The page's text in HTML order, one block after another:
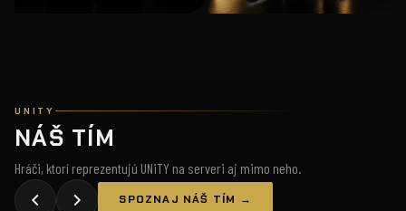
UNITY
NÁŠ TÍM
Hráči, ktorí reprezentujú UNiTY na serveri aj mimo neho.
SPOZNAJ NÁŠ TÍM →